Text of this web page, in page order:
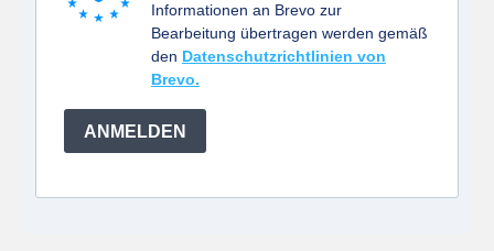
Informationen an Brevo zur
Bearbeitung übertragen werden gemäß
den Datenschutzrichtlinien von
Brevo.
ANMELDEN